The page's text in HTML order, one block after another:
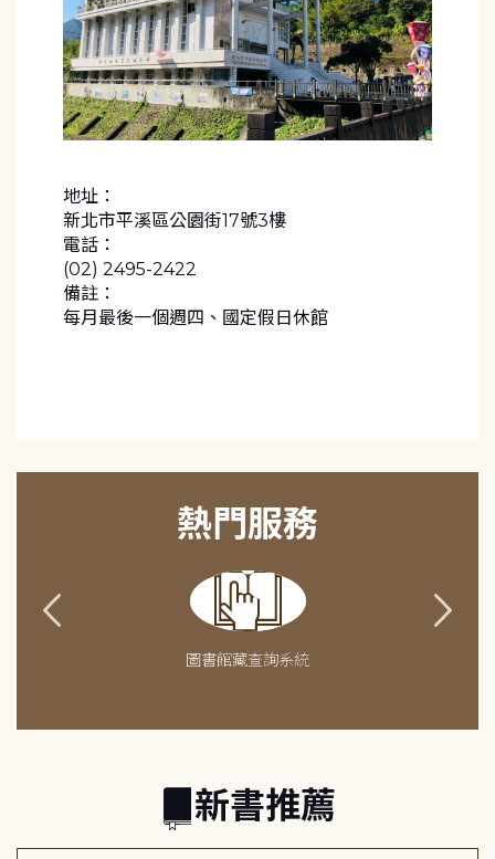
地址：
新北市平溪區公園街17號3樓
電話：
(02) 2495-2422
備註：
每月最後一個週四、國定假日休館
熱門服務
圖書館藏查詢系統
新書推薦